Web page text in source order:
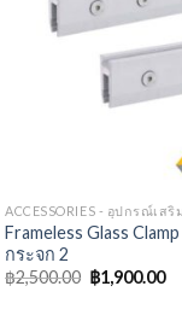
ACCESSORIES - อุปกรณ์เสริม
Frameless Glass
กระจก 2
฿2,500.00 ฿1,900.00